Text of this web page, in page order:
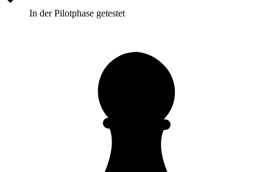
In der Pilotphase getestet